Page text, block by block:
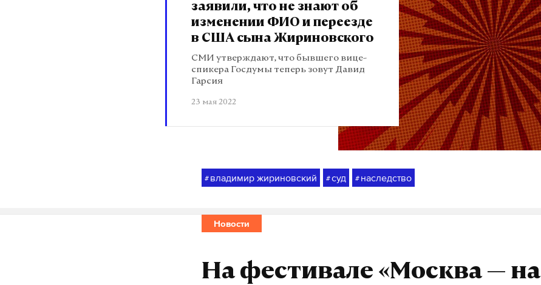
заявили, что не знают об
изменении ФИО и переезде
в США сына Жириновского
СМИ утверждают, что бывшего вице-
спикера Госдумы теперь зовут Давид
Гарсия
23 мая 2022
# владимир жириновский #суд # наследство
Новости
На фестивале «Москва — на